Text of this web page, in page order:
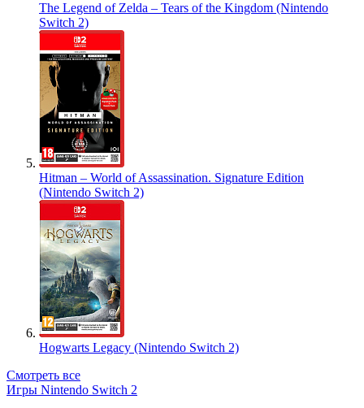
The Legend of Zelda – Tears of the Kingdom (Nintendo
Switch 2)
Hitman – World of Assassination. Signature Edition
(Nintendo Switch 2)
Hogwarts Legacy (Nintendo Switch 2)
Смотреть все
Игры Nintendo Switch 2